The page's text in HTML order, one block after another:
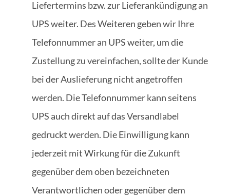
Liefertermins bzw. zur Lieferankündigung an
UPS weiter. Des Weiteren geben wir Ihre
Telefonnummer an UPS weiter, um die
Zustellung zu vereinfachen, sollte der Kunde
bei der Auslieferung nicht angetroffen
werden. Die Telefonnummer kann seitens
UPS auch direkt auf das Versandlabel
gedruckt werden. Die Einwilligung kann
jederzeit mit Wirkung für die Zukunft
gegenüber dem oben bezeichneten
Verantwortlichen oder gegenüber dem